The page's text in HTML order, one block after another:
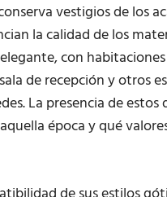
vestigios de los
la calidad de los
con
de recepción y otros
La presencia de
época y qué